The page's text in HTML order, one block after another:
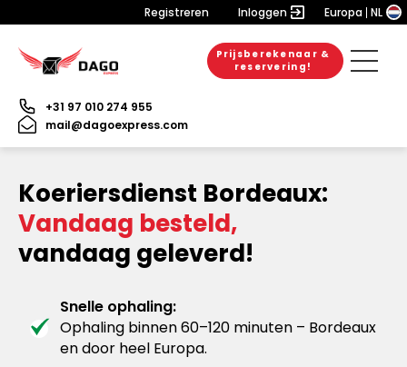
Registreren Inloggen Europa NL
Prijsberekenaar &
reservering!
+31 97 010 274 955
mail@dagoexpress.com
Koeriersdienst Bordeaux:
Vandaag besteld,
vandaag geleverd!
Snelle ophaling:
Ophaling binnen 60–120 minuten – Bordeaux
en door heel Europa.